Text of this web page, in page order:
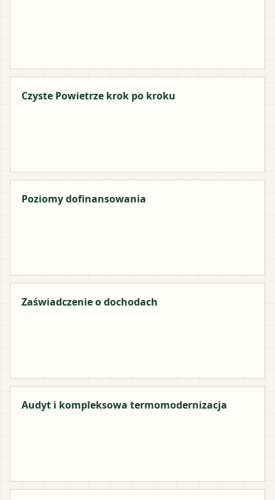
Czyste Powietrze krok po kroku
Poziomy dofinansowania
Zaświadczenie o dochodach
Audyt i kompleksowa termomodernizacja